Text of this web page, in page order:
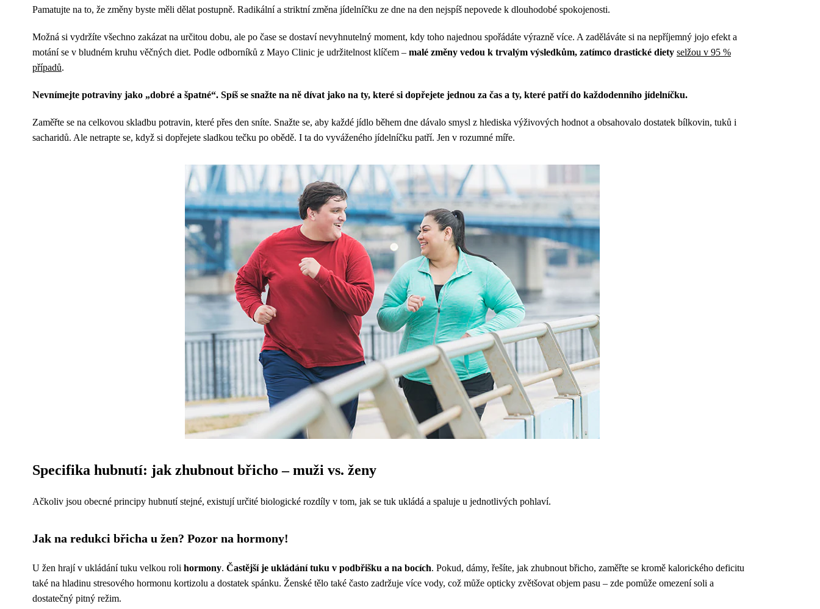
Pamatujte na to, že změny byste měli dělat postupně. Radikální a striktní změna jídelníčku ze dne na den nejspíš nepovede k dlouhodobé spokojenosti.
Možná si vydržíte všechno zakázat na určitou dobu, ale po čase se dostaví nevyhnutelný moment, kdy toho najednou spořádáte výrazně více. A zaděláváte si na nepříjemný jojo efekt a
motání se v bludném kruhu věčných diet. Podle odborníků z Mayo Clinic je udržitelnost klíčem – malé změny vedou k trvalým výsledkům, zatímco drastické diety selžou v 95 %
případů.
Nevnímejte potraviny jako „dobré a špatné“. Spíš se snažte na ně dívat jako na ty, které si dopřejete jednou za čas a ty, které patří do každodenního jídelníčku.
Zaměřte se na celkovou skladbu potravin, které přes den sníte. Snažte se, aby každé jídlo během dne dávalo smysl z hlediska výživových hodnot a obsahovalo dostatek bílkovin, tuků i
sacharidů. Ale netrapte se, když si dopřejete sladkou tečku po obědě. I ta do vyváženého jídelníčku patří. Jen v rozumné míře.
Specifika hubnutí: jak zhubnout břicho – muži vs. ženy
Ačkoliv jsou obecné principy hubnutí stejné, existují určité biologické rozdíly v tom, jak se tuk ukládá a spaluje u jednotlivých pohlaví.
Jak na redukci břicha u žen? Pozor na hormony!
U žen hrají v ukládání tuku velkou roli hormony. Častější je ukládání tuku v podbřišku a na bocích. Pokud, dámy, řešíte, jak zhubnout břicho, zaměřte se kromě kalorického deficitu
také na hladinu stresového hormonu kortizolu a dostatek spánku. Ženské tělo také často zadržuje více vody, což může opticky zvětšovat objem pasu – zde pomůže omezení soli a
dostatečný pitný režim.